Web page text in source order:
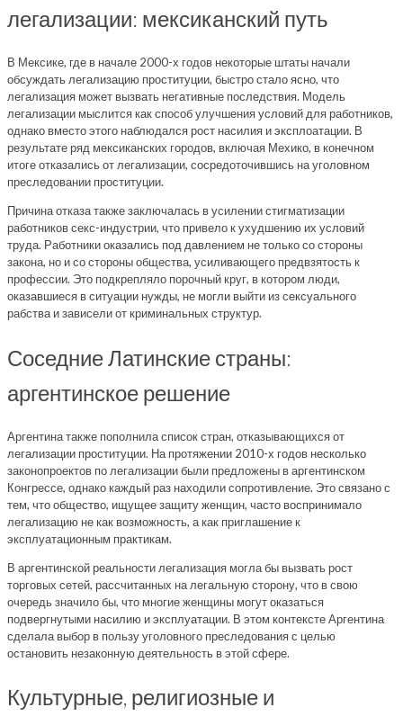
легализации: мексиканский путь
В Мексике, где в начале 2000-х годов некоторые штаты начали
обсуждать легализацию проституции, быстро стало ясно, что
легализация может вызвать негативные последствия. Модель
легализации мыслится как способ улучшения условий для работников,
однако вместо этого наблюдался рост насилия и эксплоатации. В
результате ряд мексиканских городов, включая Мехико, в конечном
итоге отказались от легализации, сосредоточившись на уголовном
преследовании проституции.
Причина отказа также заключалась в усилении стигматизации
работников секс-индустрии, что привело к ухудшению их условий
труда. Работники оказались под давлением не только со стороны
закона, но и со стороны общества, усиливающего предвзятость к
профессии. Это подкрепляло порочный круг, в котором люди,
оказавшиеся в ситуации нужды, не могли выйти из сексуального
рабства и зависели от криминальных структур.
Соседние Латинские страны:
аргентинское решение
Аргентина также пополнила список стран, отказывающихся от
легализации проституции. На протяжении 2010-х годов несколько
законопроектов по легализации были предложены в аргентинском
Конгрессе, однако каждый раз находили сопротивление. Это связано с
тем, что общество, ищущее защиту женщин, часто воспринимало
легализацию не как возможность, а как приглашение к
эксплуатационным практикам.
В аргентинской реальности легализация могла бы вызвать рост
торговых сетей, рассчитанных на легальную сторону, что в свою
очередь значило бы, что многие женщины могут оказаться
подвергнутыми насилию и эксплуатации. В этом контексте Аргентина
сделала выбор в пользу уголовного преследования с целью
остановить незаконную деятельность в этой сфере.
Культурные, религиозные и